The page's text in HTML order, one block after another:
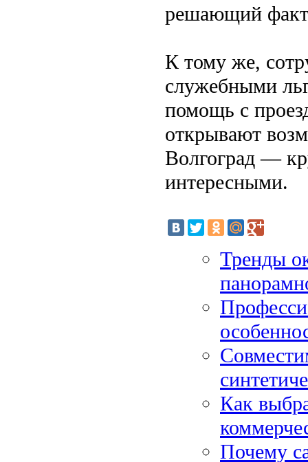
решающий
К тому же,
служебными
помощь с
открывают
Волгоград —
интересными.
Тренды
Как
Почему